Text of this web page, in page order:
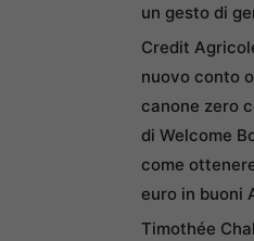
un gesto di
Credit
nuovo conto
canone zero
di Welcome
come
euro in buoni
Timothée